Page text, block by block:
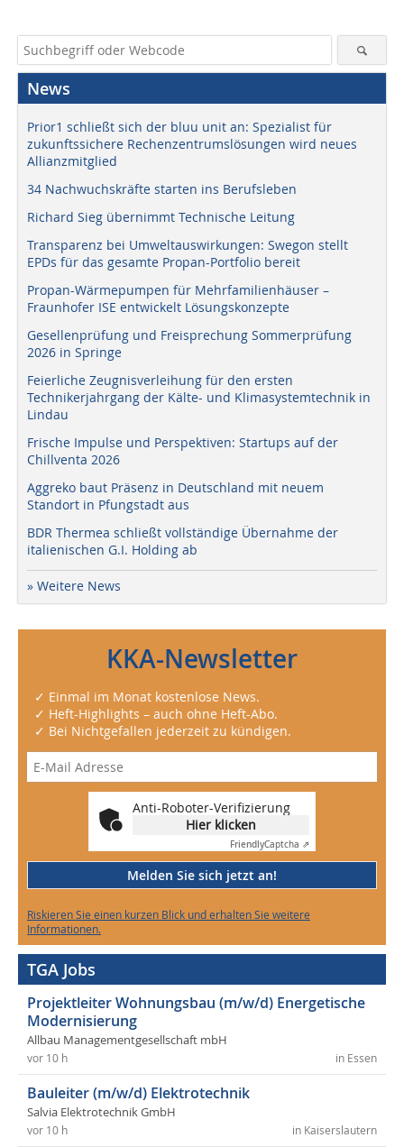
News
Prior1 schließt sich der bluu unit an: Spezialist für
zukunftssichere Rechenzentrumslösungen wird neues
Allianzmitglied
34 Nachwuchskräfte starten ins Berufsleben
Richard Sieg übernimmt Technische Leitung
Transparenz bei Umweltauswirkungen: Swegon stellt
EPDs für das gesamte Propan-Portfolio bereit
Propan-Wärmepumpen für Mehrfamilienhäuser –
Fraunhofer ISE entwickelt Lösungskonzepte
Gesellenprüfung und Freisprechung Sommerprüfung
2026 in Springe
Feierliche Zeugnisverleihung für den ersten
Technikerjahrgang der Kälte- und Klimasystemtechnik in
Lindau
Frische Impulse und Perspektiven: Startups auf der
Chillventa 2026
Aggreko baut Präsenz in Deutschland mit neuem
Standort in Pfungstadt aus
BDR Thermea schließt vollständige Übernahme der
italienischen G.I. Holding ab
» Weitere News
KKA-Newsletter
✓ Einmal im Monat kostenlose News.
✓ Heft-Highlights – auch ohne Heft-Abo.
✓ Bei Nichtgefallen jederzeit zu kündigen.
Anti-Roboter-Verifizierung
Hier klicken
FriendlyCaptcha ⇗
Melden Sie sich jetzt an!
Riskieren Sie einen kurzen Blick und erhalten Sie weitere
Informationen.
TGA Jobs
Projektleiter Wohnungsbau (m/w/d) Energetische
Modernisierung
Allbau Managementgesellschaft mbH
in Essen
vor 10 h
Bauleiter (m/w/d) Elektrotechnik
Salvia Elektrotechnik GmbH
in Kaiserslautern
vor 10 h